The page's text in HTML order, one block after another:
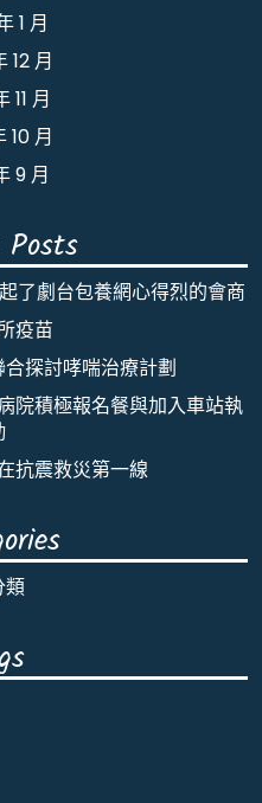
1 月
12 月
11 月
10 月
9 月
了劇台包養網心得烈的會商
疫苗
探討哮喘治療計劃
院積極報名餐與加入車站執
抗震救災第一線
類